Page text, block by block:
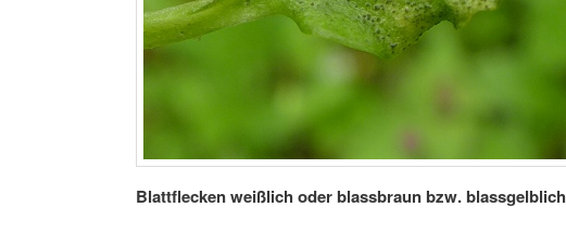
Blattflecken weißlich oder blassbraun bzw. blassgelblich